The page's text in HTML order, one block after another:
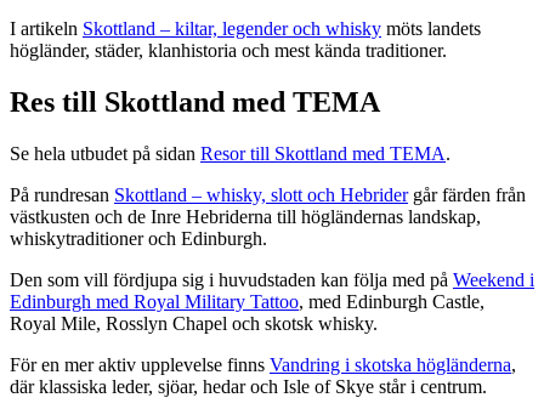
I artikeln Skottland – kiltar, legender och whisky möts landets
högländer, städer, klanhistoria och mest kända traditioner.
Res till Skottland med TEMA
Se hela utbudet på sidan Resor till Skottland med TEMA.
På rundresan Skottland – whisky, slott och Hebridergår färden från
västkusten och de Inre Hebriderna till högländernas landskap,
whiskytraditioner och Edinburgh.
Den som vill fördjupa sig i huvudstaden kan följa med på Weekend i
Edinburgh med Royal Military Tattoo, med Edinburgh Castle,
Royal Mile, Rosslyn Chapel och skotsk whisky.
För en mer aktiv upplevelse finns Vandring i skotska högländerna,
där klassiska leder, sjöar, hedar och Isle of Skye står i centrum.